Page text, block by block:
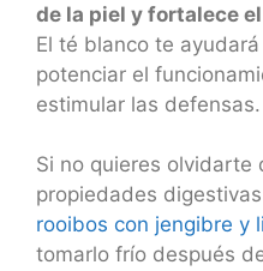
de la piel y fortalece
El té blanco te ayudará
potenciar el
estimular las defensas.
Si no quieres olvidarte
propiedades
rooibos con jengibre y
tomarlo frío después